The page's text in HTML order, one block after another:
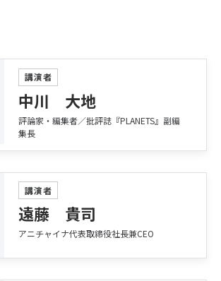
講演者
中川 大地
評論家・編集者／批評誌『PLANETS』副編
集長
講演者
遠藤 貴司
アニチャイナ代表取締役社長兼CEO